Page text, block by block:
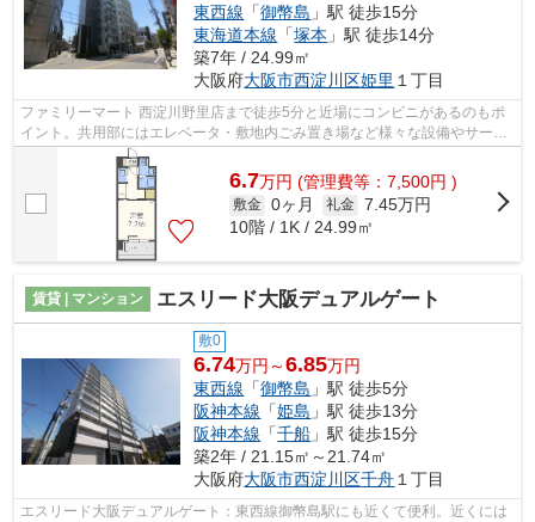
東西線 「御幣島 」駅 徒歩15分
東海道本線 「塚本 」駅 徒歩14分
築7年 / 24.99㎡
大阪府大阪市西淀川区姫里 １丁目
ファミリーマート 西淀川野里店まで徒歩5分と近場にコンビニがあるのもポ
イント。共用部にはエレベータ・敷地内ごみ置き場など様々な設備やサービ
スが揃っているので便利です。素敵な...
6.7万円 (管理費等：7,500円 )
敷金 0ヶ月 礼金 7.45万円
10階 / 1K / 24.99㎡
賃貸 | マンション エスリード大阪デュアルゲート
敷0
6.74万円～6.85万円
東西線 「御幣島 」駅 徒歩5分
阪神本線 「姫島 」駅 徒歩13分
阪神本線 「千船 」駅 徒歩15分
築2年 / 21.15㎡～21.74㎡
大阪府大阪市西淀川区千舟１丁目
エスリード大阪デュアルゲート：東西線御幣島駅にも近くて便利。近くには